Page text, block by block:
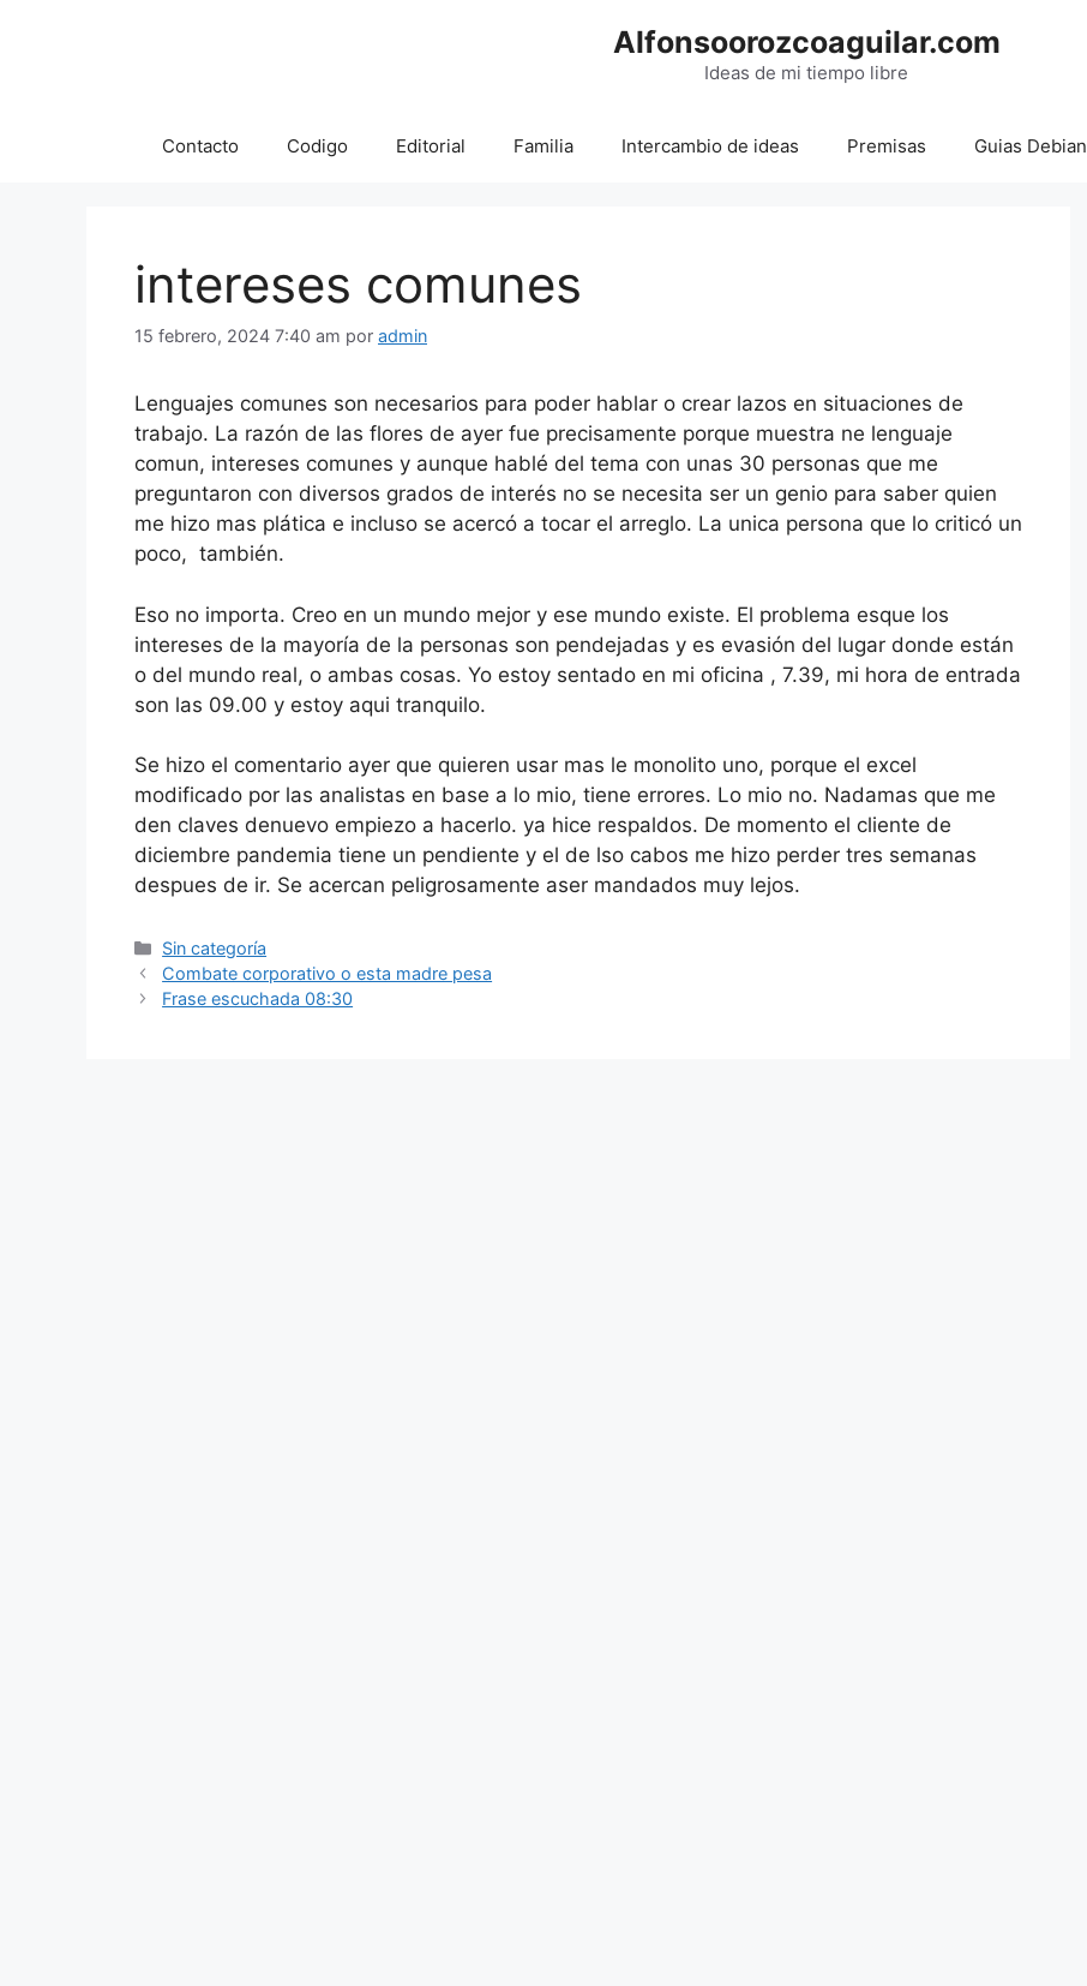
Alfonsoorozcoaguilar.com
Ideas de mi tiempo libre
Contacto Codigo Editorial Familia Intercambio de ideas Premisas Guias Debian
intereses comunes
15 febrero, 2024 7:40 am por admin
Lenguajes comunes son necesarios para poder hablar o crear lazos en situaciones de
trabajo. La razón de las flores de ayer fue precisamente porque muestra ne lenguaje
comun, intereses comunes y aunque hablé del tema con unas 30 personas que me
preguntaron con diversos grados de interés no se necesita ser un genio para saber quien
me hizo mas plática e incluso se acercó a tocar el arreglo. La unica persona que lo criticó un
poco, también.
Eso no importa. Creo en un mundo mejor y ese mundo existe. El problema esque los
intereses de la mayoría de la personas son pendejadas y es evasión del lugar donde están
o del mundo real, o ambas cosas. Yo estoy sentado en mi oficina , 7.39, mi hora de entrada
son las 09.00 y estoy aqui tranquilo.
Se hizo el comentario ayer que quieren usar mas le monolito uno, porque el excel
modificado por las analistas en base a lo mio, tiene errores. Lo mio no. Nadamas que me
den claves denuevo empiezo a hacerlo. ya hice respaldos. De momento el cliente de
diciembre pandemia tiene un pendiente y el de lso cabos me hizo perder tres semanas
despues de ir. Se acercan peligrosamente aser mandados muy lejos.
Categorías
Sin categoría
Combate corporativo o esta madre pesa
Frase escuchada 08:30